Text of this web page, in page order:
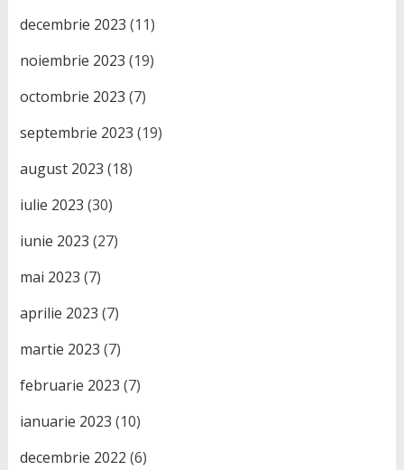
decembrie 2023 (11)
noiembrie 2023 (19)
octombrie 2023 (7)
septembrie 2023 (19)
august 2023 (18)
iulie 2023 (30)
iunie 2023 (27)
mai 2023 (7)
aprilie 2023 (7)
martie 2023 (7)
februarie 2023 (7)
ianuarie 2023 (10)
decembrie 2022 (6)